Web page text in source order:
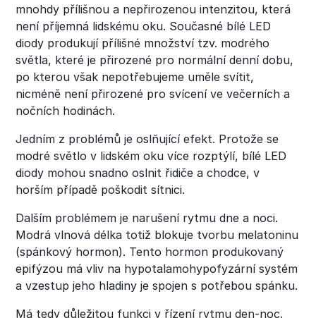
mnohdy přílišnou a nepřirozenou intenzitou, která
není příjemná lidskému oku. Současné bílé LED
diody produkují přílišné množství tzv. modrého
světla, které je přirozené pro normální denní dobu,
po kterou však nepotřebujeme uměle svítit,
nicméně není přirozené pro svícení ve večerních a
nočních hodinách.
Jedním z problémů je oslňující efekt. Protože se
modré světlo v lidském oku více rozptýlí, bílé LED
diody mohou snadno oslnit řidiče a chodce, v
horším případě poškodit sítnici.
Dalším problémem je narušení rytmu dne a noci.
Modrá vlnová délka totiž blokuje tvorbu melatoninu
(spánkový hormon). Tento hormon produkovaný
epifýzou má vliv na hypotalamohypofyzární systém
a vzestup jeho hladiny je spojen s potřebou spánku.
Má tedy důležitou funkci v řízení rytmu den-noc.